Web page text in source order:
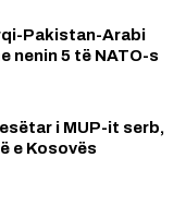
Pakistan-Arabi
nenin 5 të NATO-s
i MUP-it serb,
e Kosovës